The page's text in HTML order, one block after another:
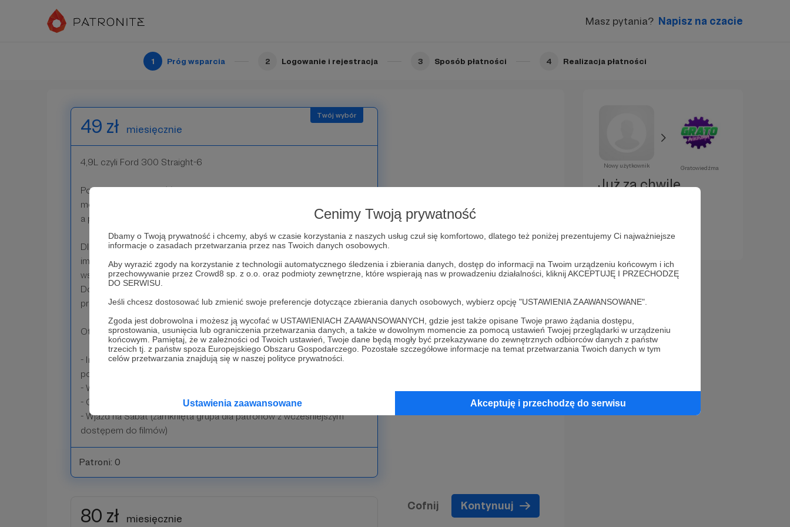
Cenimy Twoją prywatność
Dbamy o Twoją prywatność i chcemy, abyś w czasie korzystania z naszych usług czuł się komfortowo, dlatego też poniżej prezentujemy Ci najważniejsze
informacje o zasadach przetwarzania przez nas Twoich danych osobowych.
Aby wyrazić zgody na korzystanie z technologii automatycznego śledzenia i zbierania danych, dostęp do informacji na Twoim urządzeniu końcowym i ich
przechowywanie przez Crowd8 sp. z o.o. oraz podmioty zewnętrzne, które wspierają nas w prowadzeniu działalności, kliknij AKCEPTUJĘ I PRZECHODZĘ
DO SERWISU.
Jeśli chcesz dostosować lub zmienić swoje preferencje dotyczące zbierania danych osobowych, wybierz opcję "USTAWIENIA ZAAWANSOWANE".
Zgoda jest dobrowolna i możesz ją wycofać w USTAWIENIACH ZAAWANSOWANYCH, gdzie jest także opisane Twoje prawo żądania dostępu,
sprostowania, usunięcia lub ograniczenia przetwarzania danych, a także w dowolnym momencie za pomocą ustawień Twojej przeglądarki w urządzeniu
końcowym. Pamiętaj, że w zależności od Twoich ustawień, Twoje dane będą mogły być przekazywane do zewnętrznych odbiorców danych z państw
trzecich tj. z państw spoza Europejskiego Obszaru Gospodarczego. Pozostałe szczegółowe informacje na temat przetwarzania Twoich danych w tym
celów przetwarzania znajdują się w naszej polityce prywatności.
Ustawienia zaawansowane Akceptuję i przechodzę do serwisu
Masz pytania? Napisz na czacie
1 Próg wsparcia 2 Logowanie i rejestracja 3 Sposób płatności 4 Realizacja płatności
- Comiesięczny newsletter z ciekawostkami i linkami
49 zł miesięcznie
4,9L czyli Ford 300 Straight-6
Potęga, niezawodność i prostota, ja to uwielbiam. Z takim napędem
możemy podbić Dziki Zachód... i dziki wschód , oraz południe i północ,
a potem resztę wszechświata.
Dlatego zamierzam Cię uhonorować wyjątkowym podziękowaniem
imiennym na początku każdego swojego dłuższego materiału, niech
wszyscy usłyszą, kto tu jest motorem napędowym postępu :)
Dodatkowo oczywiście zyskujesz pozostałe przywileje dla niższych
progów wsparcia.
Otrzymasz zatem:
- Imienne podziękowanie wypowiadane na początku każdego filmu i
podcastu
- Wzmiankę w napisach końcowych długich filmów
- Comiesięczny newsletter z ciekawostkami i linkami
- Wjazd na Sabat (zamknięta grupa dla patronów z wcześniejszym
dostępem do filmów)
Patroni: 0
80 zł miesięcznie
Cofnij Kontynuuj
Nowy użytkownik Gratowiedźma
Już za chwilę